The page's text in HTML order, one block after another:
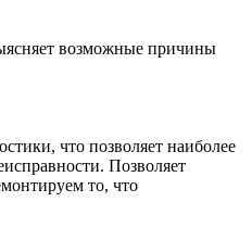
возможные причины
что позволяет наиболее
Позволяет
то, что